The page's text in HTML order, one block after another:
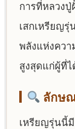
การที่หลวง
เสกเหรียญรุ่
พลังแห่งคว
สูงสุดแก่ผู้ที่
ลักษ
เหรียญรุ่นนี้